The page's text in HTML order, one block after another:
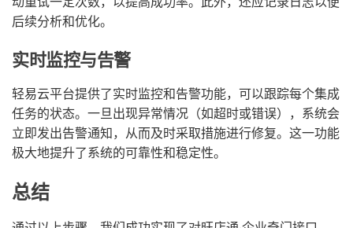
后续分析和优化。
实时监控与告警
轻易云平台提供了实时监控和告警功能，可以跟踪每个集成
任务的状态。一旦出现异常情况（如超时或错误），系统会
立即发出告警通知，从而及时采取措施进行修复。这一功能
极大地提升了系统的可靠性和稳定性。
总结